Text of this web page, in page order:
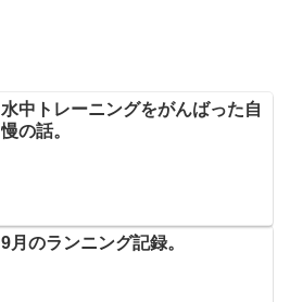
水中トレーニングをがんばった自
慢の話。
9月のランニング記録。